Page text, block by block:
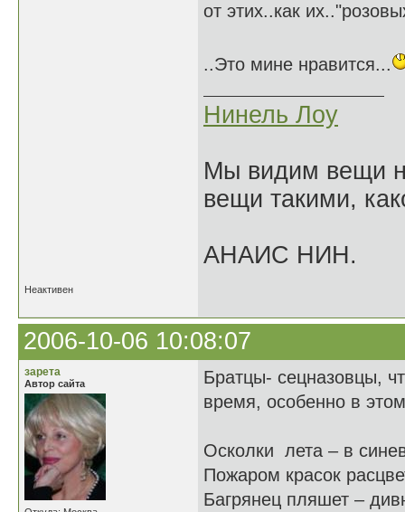
от этих..как
..Это мине нравится...
Нинель Лоу
Мы видим вещи
вещи такими,
АНАИС НИН.
Неактивен
2006-10-06 10:08:07
зарета
Автор сайта
Братцы- сецназовцы,
время, особенно в
Осколки лета – в
Пожаром красок
Багрянец пляшет –